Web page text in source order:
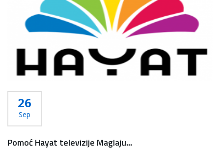
26
Sep
Pomoć Hayat televizije Maglaju...